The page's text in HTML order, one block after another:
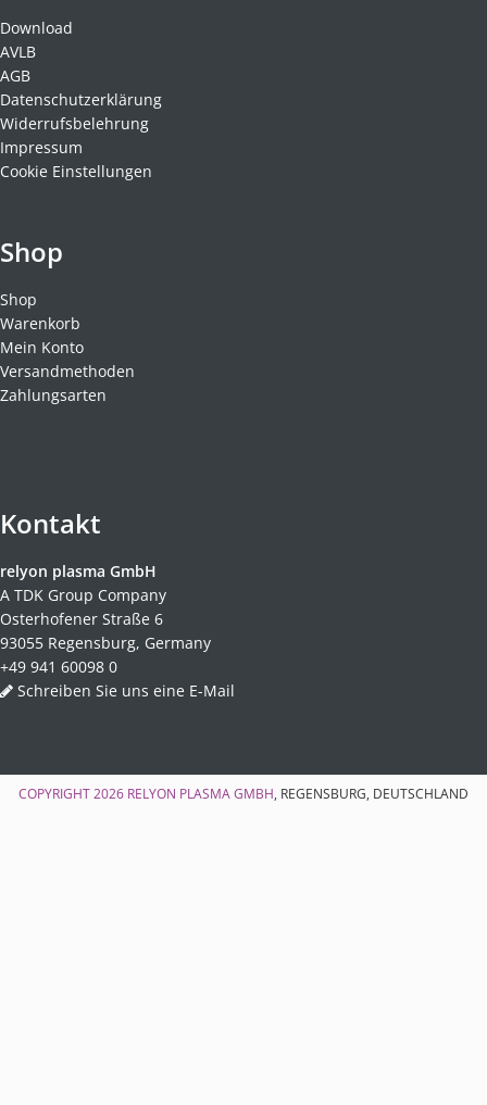
Download
AVLB
AGB
Datenschutzerklärung
Widerrufsbelehrung
Impressum
Cookie Einstellungen
Shop
Shop
Warenkorb
Mein Konto
Versandmethoden
Zahlungsarten
Kontakt
relyon plasma GmbH
A TDK Group Company
Osterhofener Straße 6
93055 Regensburg, Germany
+49 941 60098 0
Schreiben Sie uns eine E-Mail
COPYRIGHT 2026 RELYON PLASMA GMBH , REGENSBURG, DEUTSCHLAND